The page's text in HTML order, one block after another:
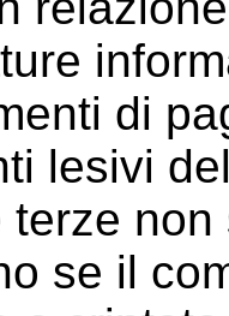
di
lesivi
terze
se il